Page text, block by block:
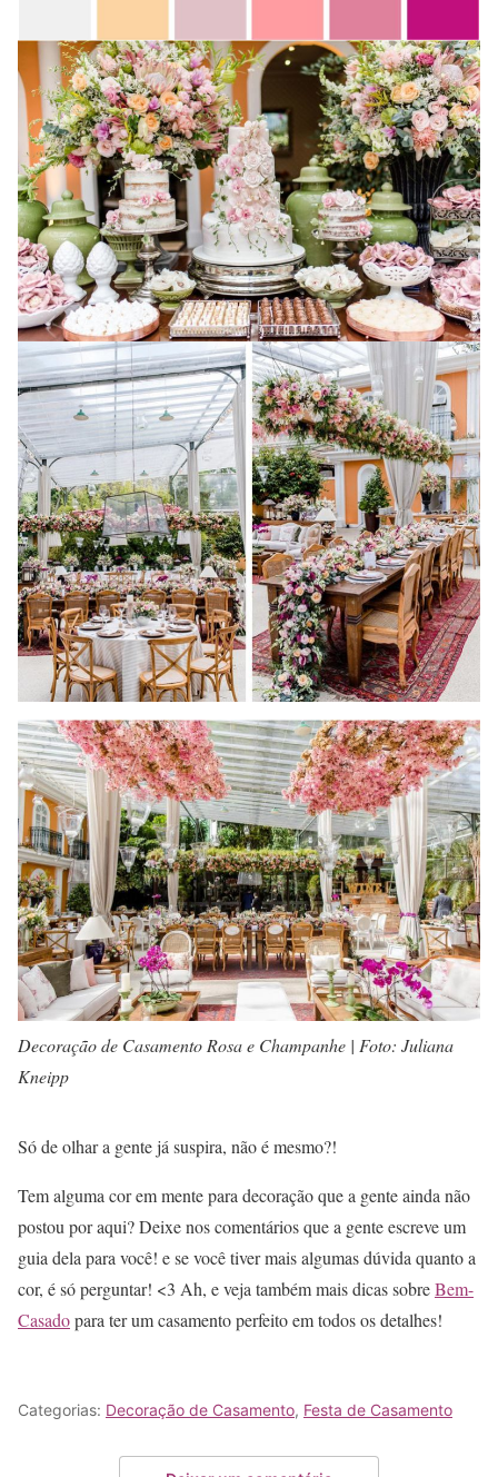
Decoração de Casamento Rosa e Champanhe | Foto: Juliana
Kneipp
Só de olhar a gente já suspira, não é mesmo?!
Tem alguma cor em mente para decoração que a gente ainda não
postou por aqui? Deixe nos comentários que a gente escreve um
guia dela para você! e se você tiver mais algumas dúvida quanto a
cor, é só perguntar! <3 Ah, e veja também mais dicas sobreBem-
Casadopara ter um casamento perfeito em todos os detalhes!
Categorias: Decoração de Casamento, Festa de Casamento